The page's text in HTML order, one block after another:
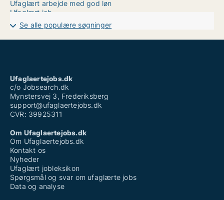
Ufaglært arbejde med god løn
Ufaglært job
Ufaglært job favrskov
Ufaglært job frederikshavn
Ufaglært job faaborg
Ufaglært operatør løn
Vikar ufaglært plejehjem
Se alle populære søgninger
Ufaglaertejobs.dk
c/o Jobsearch.dk
Mynstersvej 3, Frederiksberg
support@ufaglaertejobs.dk
CVR: 39925311
Om Ufaglaertejobs.dk
Om Ufaglaertejobs.dk
Kontakt os
Nyheder
Ufaglært jobleksikon
Spørgsmål og svar om ufaglærte jobs
Data og analyse